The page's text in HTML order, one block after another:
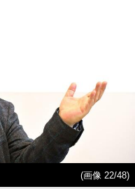
(画像 22/48)